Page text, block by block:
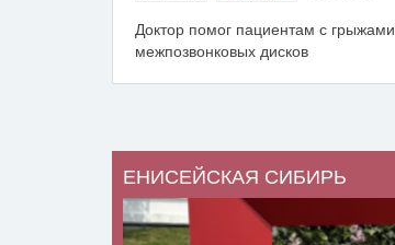
Доктор помог пациентам с грыжами
межпозвонковых дисков
ЕНИСЕЙСКАЯ СИБИРЬ